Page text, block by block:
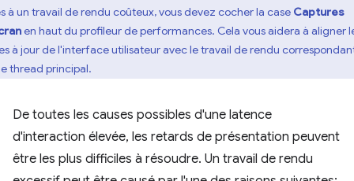
à un travail de rendu coûteux, vous devez cocher la case Captures
en haut du profileur de performances. Cela vous aidera à aligner
à jour de l'interface utilisateur avec le travail de rendu
thread principal.
De toutes les causes possibles d'une latence
d'interaction élevée, les retards de présentation peuvent
être les plus difficiles à résoudre. Un travail de rendu